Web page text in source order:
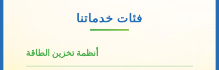
فئات خدماتنا
أنظمة تخزين الطاقة